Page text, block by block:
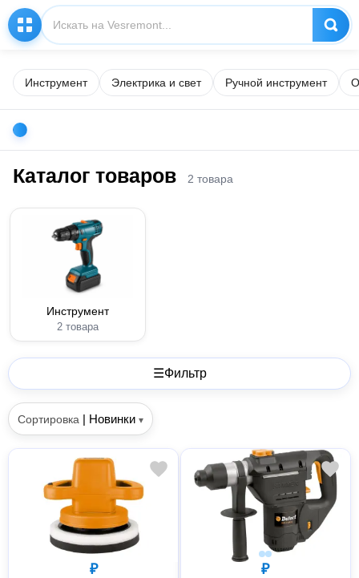
Инструмент Электрика и свет Ручной инструмент
Каталог товаров 2 товара
Инструмент
2 товара
☰Фильтр
Сортировка | Новинки ▾
₽ ₽